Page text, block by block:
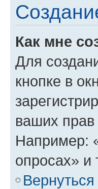
Как мне
Для
кнопке в
ваших
Например:
опросах» и